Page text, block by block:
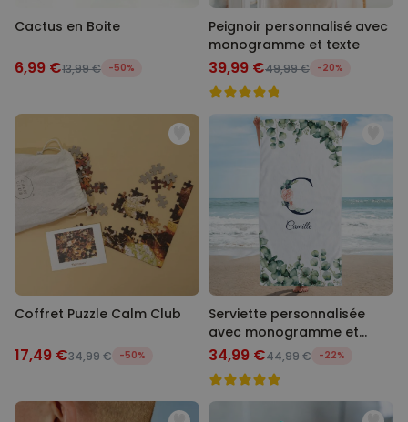
Cactus en Boite
6,99 €13,99 € -50%
Peignoir personnalisé avec
monogramme et texte
39,99 €49,99 € -20%
Coffret Puzzle Calm Club
17,49 €34,99 € -50%
Serviette personnalisée
avec monogramme et
texte
34,99 €44,99 € -22%